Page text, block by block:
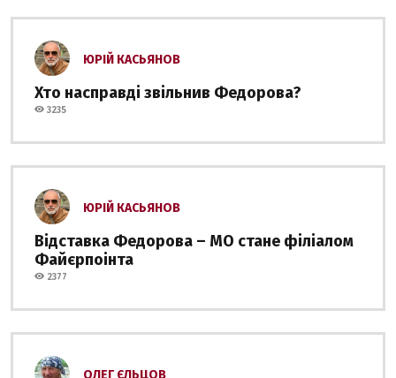
ЮРІЙ КАСЬЯНОВ
Хто насправді звільнив Федорова?
3235
ЮРІЙ КАСЬЯНОВ
Відставка Федорова – МО стане філіалом
Файєрпоінта
2377
ОЛЕГ ЄЛЬЦОВ